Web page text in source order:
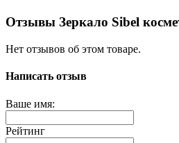
Отзывы Зеркало Sibel
Нет отзывов об этом товаре.
Написать отзыв
Ваше имя:
Рейтинг